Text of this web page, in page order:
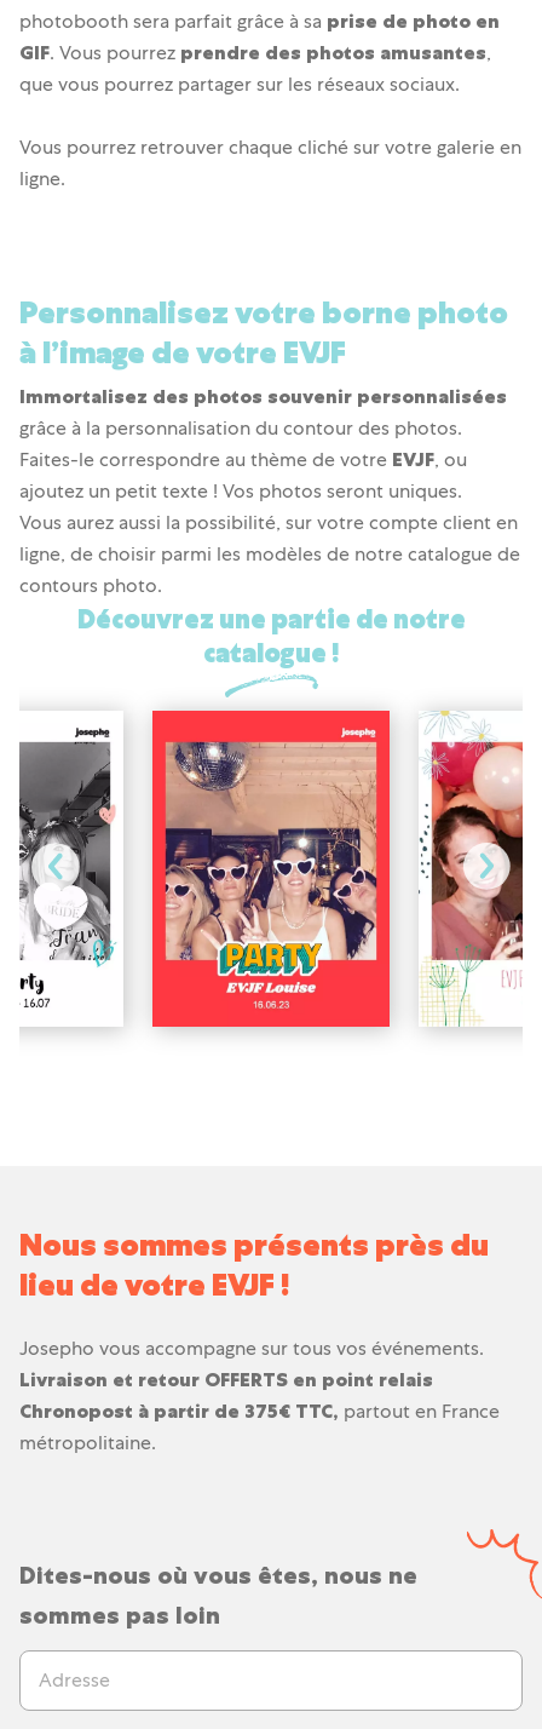
photobooth sera parfait grâce à sa prise de photo en
GIF. Vous pourrez prendre des photos amusantes,
que vous pourrez partager sur les réseaux sociaux.
Vous pourrez retrouver chaque cliché sur votre galerie en
ligne.
Découvrez une partie de notre
catalogue !
Personnalisez votre borne photo
à l’image de votre EVJF
Immortalisez des photos souvenir personnalisées
grâce à la personnalisation du contour des photos.
Faites-le correspondre au thème de votre EVJF, ou
ajoutez un petit texte ! Vos photos seront uniques.
Vous aurez aussi la possibilité, sur votre compte client en
ligne, de choisir parmi les modèles de notre catalogue de
contours photo.
Nous sommes présents près du
lieu de votre EVJF !
Josepho vous accompagne sur tous vos événements.
Livraison et retour OFFERTS en point relais
Chronopost à partir de 375€ TTC, partout en France
métropolitaine.
Dites-nous où vous êtes, nous ne
sommes pas loin
Adresse